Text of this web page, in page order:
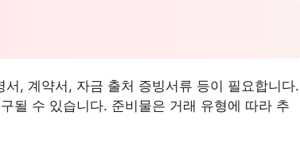
, 계약서, 자금 출처 증빙서류 등이 필요합니다.
될 수 있습니다. 준비물은 거래 유형에 따라 추